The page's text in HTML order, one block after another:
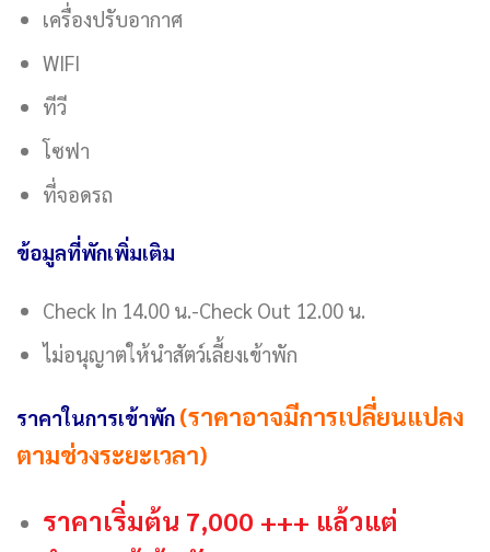
เครื่องปรับอากาศ
WIFI
ทีวี
โซฟา
ที่จอดรถ
ข้อมูลที่พักเพิ่มเติม
Check In 14.00 น.-Check Out 12.00 น.
ไม่อนุญาตให้นำสัตว์เลี้ยงเข้าพัก
ราคาในการเข้าพัก (ราคาอาจมีการเปลี่ยนแปลง
ตามช่วงระยะเวลา)
ราคาเริ่มต้น 7,000 +++ แล้วแต่